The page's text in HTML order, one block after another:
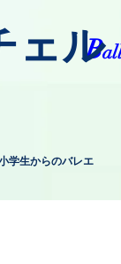
​B
ェル
学生からのバレエ